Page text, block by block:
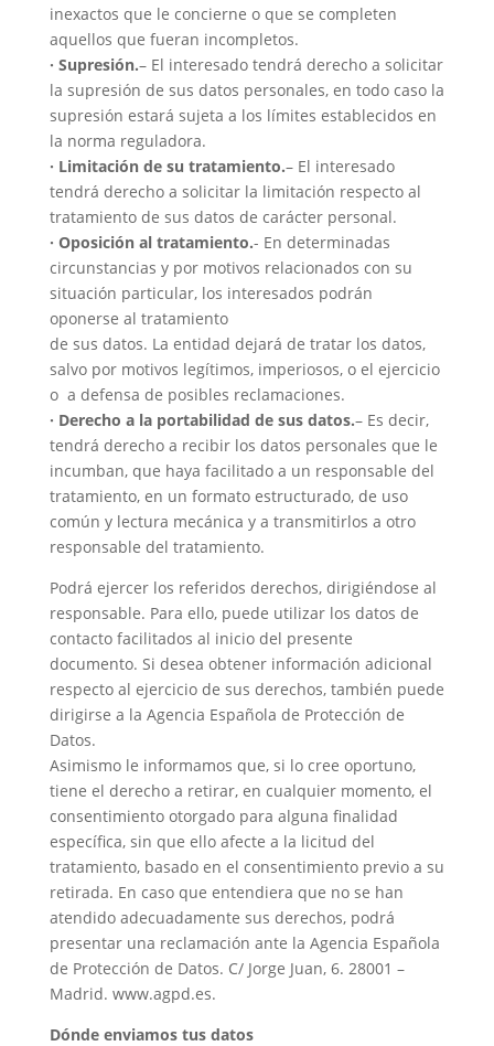
inexactos que le concierne o que se completen
aquellos que fueran incompletos.
· Supresión​.– El interesado tendrá derecho a solicitar
la supresión de sus datos personales, en todo caso la
supresión estará sujeta a los límites establecidos en
la norma reguladora.
· Limitación de su tratamiento​.– El interesado
tendrá derecho a solicitar la limitación respecto al
tratamiento de sus datos de carácter personal.
· Oposición al tratamiento.​- En determinadas
circunstancias y por motivos relacionados con su
situación particular, los interesados podrán
oponerse al tratamiento
de sus datos. La entidad dejará de tratar los datos,
salvo por motivos legítimos, imperiosos, o el ejercicio
o a defensa de posibles reclamaciones.
· Derecho a la portabilidad de sus datos.​– Es decir,
tendrá derecho a recibir los datos personales que le
incumban, que haya facilitado a un responsable del
tratamiento, en un formato estructurado, de uso
común y lectura mecánica y a transmitirlos a otro
responsable del tratamiento.
Podrá ejercer los referidos derechos, dirigiéndose al
responsable. Para ello, puede utilizar los datos de
contacto facilitados al inicio del presente
documento. Si desea obtener información adicional
respecto al ejercicio de sus derechos, también puede
dirigirse a la Agencia Española de Protección de
Datos.
Asimismo le informamos que, si lo cree oportuno,
tiene el derecho a retirar, en cualquier momento, el
consentimiento otorgado para alguna finalidad
específica, sin que ello afecte a la licitud del
tratamiento, basado en el consentimiento previo a su
retirada. En caso que entendiera que no se han
atendido adecuadamente sus derechos, podrá
presentar una reclamación ante la Agencia Española
de Protección de Datos. C/ Jorge Juan, 6. 28001 –
Madrid. www.agpd.es.
Dónde enviamos tus datos